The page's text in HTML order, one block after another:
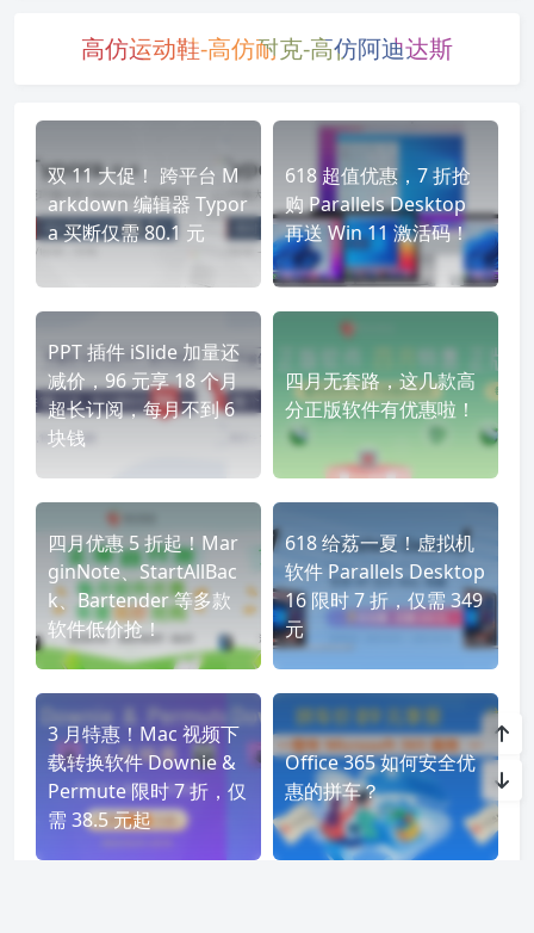
高仿运动鞋-高仿耐克-高仿阿迪达斯
双 11 大促！ 跨平台 M
arkdown 编辑器 Typor
a 买断仅需 80.1 元
618 超值优惠，7 折抢
购 Parallels Desktop
再送 Win 11 激活码！
PPT 插件 iSlide 加量还
减价，96 元享 18 个月
超长订阅，每月不到 6
块钱
四月无套路，这几款高
分正版软件有优惠啦！
四月优惠 5 折起！Mar
ginNote、StartAllBac
k、Bartender 等多款
软件低价抢！
618 给荔一夏！虚拟机
软件 Parallels Desktop
16 限时 7 折，仅需 349
元
3 月特惠！Mac 视频下
载转换软件 Downie &
Permute 限时 7 折，仅
需 38.5 元起
Office 365 如何安全优
惠的拼车？